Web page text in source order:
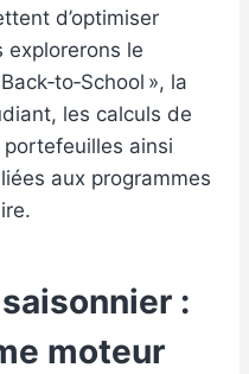
d’optimiser
explorerons le
», la
les calculs de
ainsi
aux programmes
:
moteur